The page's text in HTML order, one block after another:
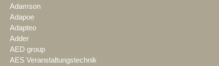
Adamson
Adapoe
Adapteo
Adder
AED group
AES Veranstaltungstechnik